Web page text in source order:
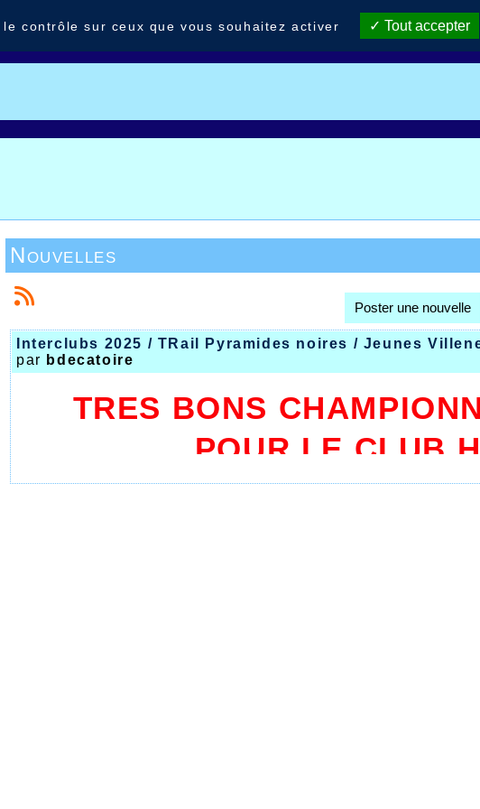
Nouvelles
Poster une nouvelle
Interclubs 2025 / TRail Pyramides noires / Jeunes
par bdecatoire
TRES BONS
POUR LE CLUB
contrôle sur ceux que vous souhaitez activer Tout accepter